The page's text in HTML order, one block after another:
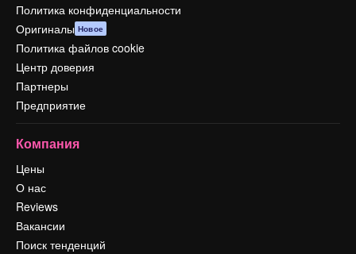
Политика конфиденциальности
Оригиналы Новое
Политика файлов cookie
Центр доверия
Партнеры
Предприятие
Компания
Цены
О нас
Reviews
Вакансии
Поиск тенденций